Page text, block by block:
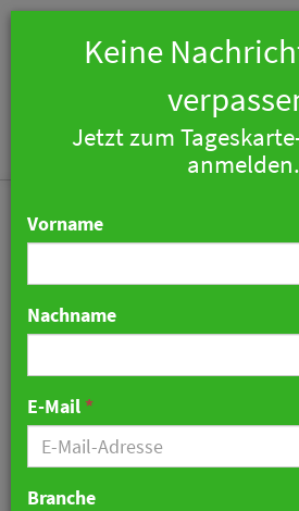
Berufskleidung
geplant: GREIF
digitalen
Keine
Jetzt zum
anmelden.
Vorname
Nachname
E-Mail *
Branche